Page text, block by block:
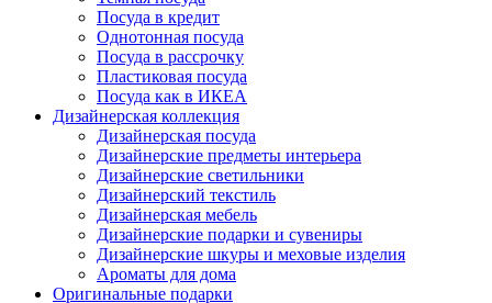
Посуда в кредит
Однотонная посуда
Посуда в рассрочку
Пластиковая посуда
Посуда как в ИКЕА
Дизайнерская коллекция
Дизайнерская посуда
Дизайнерские предметы интерьера
Дизайнерские светильники
Дизайнерский текстиль
Дизайнерская мебель
Дизайнерские подарки и сувениры
Дизайнерские шкуры и меховые изделия
Ароматы для дома
Оригинальные подарки